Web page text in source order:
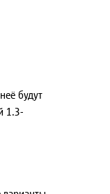
будут
1.3-